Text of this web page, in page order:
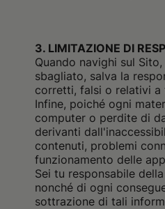
3. LIMITAZIONE DI
Quando navighi sul
sbagliato, salva la
corretti, falsi o relativi a
Infine, poiché ogni
computer o perdite di
derivanti
contenuti, problemi
funzionamento delle
Sei tu responsabile
nonché di ogni
sottrazione di tali